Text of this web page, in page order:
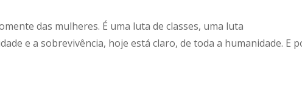
das mulheres. É uma luta de classes, uma luta
e a sobrevivência, hoje está claro, de toda a humanidade. E